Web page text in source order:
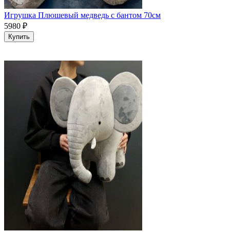
Игрушка Плюшевый медведь с бантом 70см
5980 ₽
Купить